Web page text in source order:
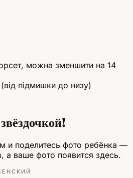
можна зменшити на 14
підмишки до низу)
и поделитесь фото ребёнка —
а ваше фото появится здесь.